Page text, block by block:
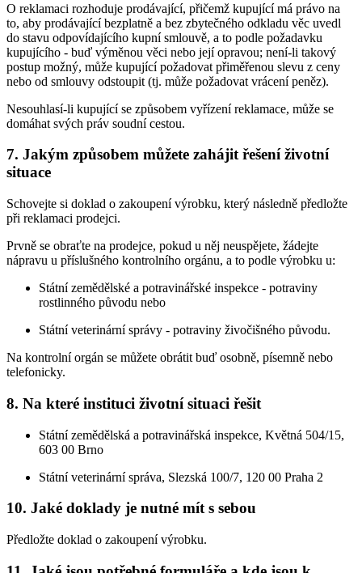
O reklamaci rozhoduje prodávající, přičemž kupující má právo na
to, aby prodávající bezplatně a bez zbytečného odkladu věc uvedl
do stavu odpovídajícího kupní smlouvě, a to podle požadavku
kupujícího - buď výměnou věci nebo její opravou; není-li takový
postup možný, může kupující požadovat přiměřenou slevu z ceny
nebo od smlouvy odstoupit (tj. může požadovat vrácení peněz).
Nesouhlasí-li kupující se způsobem vyřízení reklamace, může se
domáhat svých práv soudní cestou.
7. Jakým způsobem můžete zahájit řešení životní
situace
Schovejte si doklad o zakoupení výrobku, který následně předložte
při reklamaci prodejci.
Prvně se obraťte na prodejce, pokud u něj neuspějete, žádejte
nápravu u příslušného kontrolního orgánu, a to podle výrobku u:
Státní zemědělské a potravinářské inspekce - potraviny
rostlinného původu nebo
Státní veterinární správy - potraviny živočišného původu.
Na kontrolní orgán se můžete obrátit buď osobně, písemně nebo
telefonicky.
8. Na které instituci životní situaci řešit
Státní zemědělská a potravinářská inspekce, Květná 504/15,
603 00 Brno
Státní veterinární správa, Slezská 100/7, 120 00 Praha 2
10. Jaké doklady je nutné mít s sebou
Předložte doklad o zakoupení výrobku.